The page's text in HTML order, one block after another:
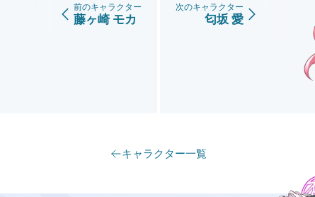
前のキャラクター
藤ヶ崎 モカ
次のキャラクター
匂坂 愛
キャラクター一覧